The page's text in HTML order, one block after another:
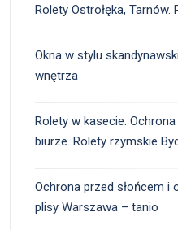
Rolety Ostrołęka,
Okna w stylu
wnętrza
Rolety w kasecie.
biurze. Rolety rzymskie
Ochrona przed słońcem i
plisy Warszawa – tanio